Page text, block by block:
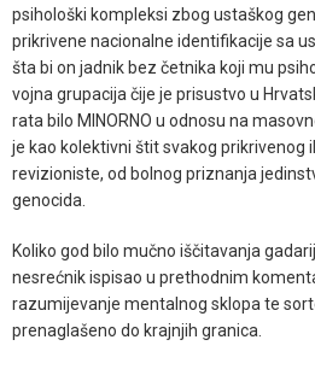
psihološki kompleksi zbog ustaškog
prikrivene nacionalne identifikacije sa
šta bi on jadnik bez četnika koji mu
vojna grupacija čije je prisustvo u
rata bilo MINORNO u odnosu na
je kao kolektivni štit svakog prikrivenog
revizioniste, od bolnog priznanja
genocida.
Koliko god bilo mučno iščitavanja
nesrećnik ispisao u prethodnim
razumijevanje mentalnog sklopa te
prenaglašeno do krajnjih granica.